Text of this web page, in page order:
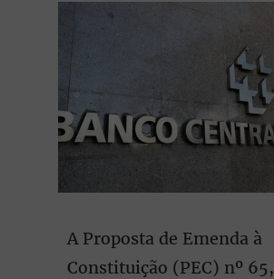
A Proposta de Emenda à
Constituição (PEC) nº 65,